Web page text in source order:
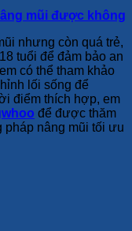
mũi được không
nhưng còn quá trẻ,
tuổi để đảm bảo an
có thể tham khảo
lối sống để
điểm thích hợp, em
để được thăm
nâng mũi tối ưu